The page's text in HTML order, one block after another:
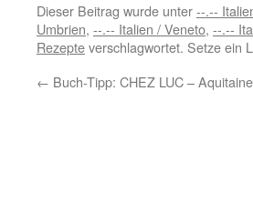
Dieser Beitrag wurde unter--.--
Umbrien, --.-- Italien / Veneto, --.--
Rezepteverschlagwortet. Setze ein
← Buch-Tipp: CHEZ LUC –